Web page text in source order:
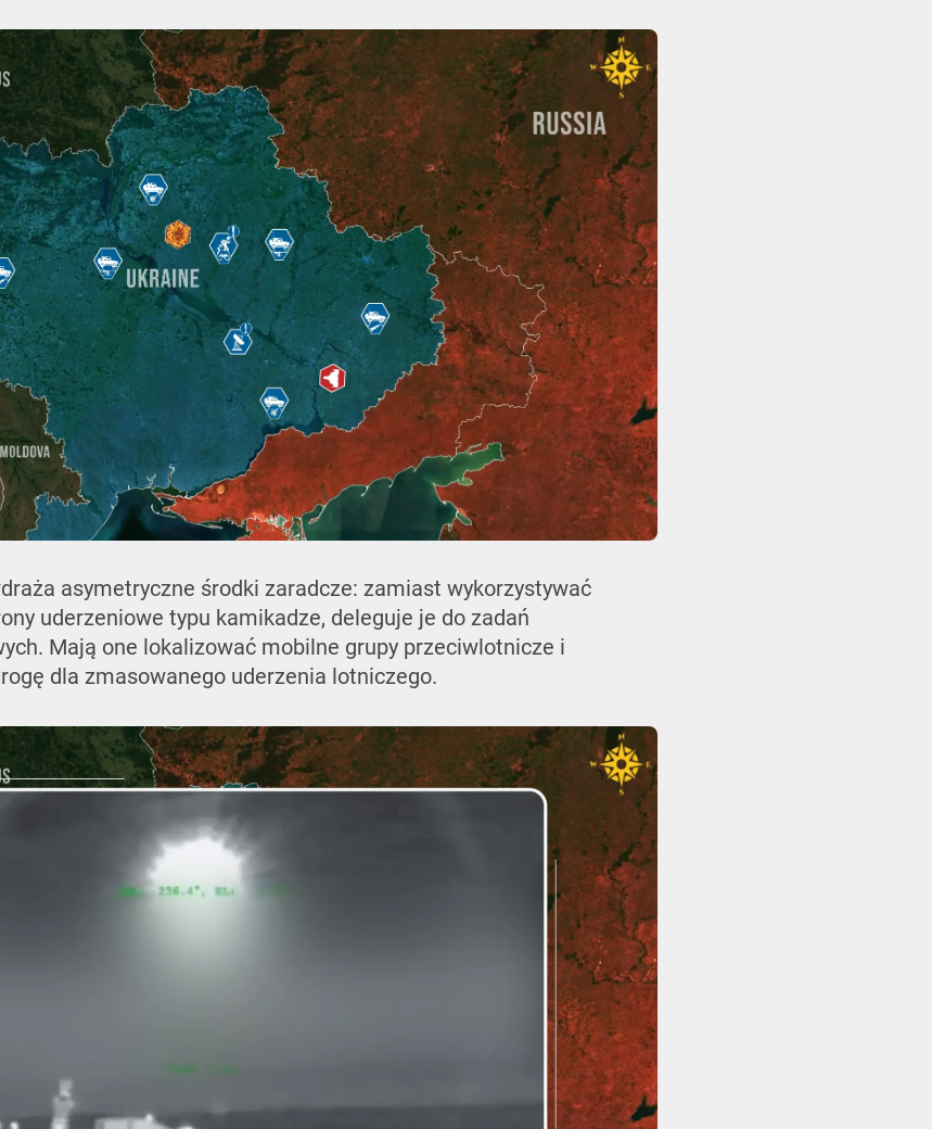
asymetryczne środki zaradcze: zamiast wykorzystywać
uderzeniowe typu kamikadze, deleguje je do zadań
Mają one lokalizować mobilne grupy przeciwlotnicze i
dla zmasowanego uderzenia lotniczego.